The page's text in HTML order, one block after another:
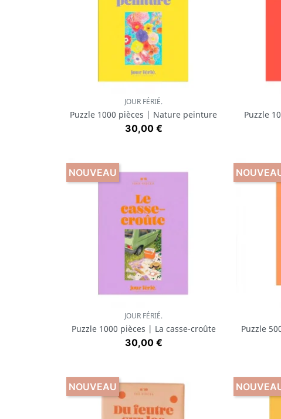
Aperçu rapide
JOUR FÉRIÉ.
Puzzle 1000 pièces | Nature peinture
Prix
30,00 €
Puzzle
Aperçu rapide
JOUR FÉRIÉ.
Puzzle 1000 pièces | La casse-croûte
Prix
30,00 €
NOUVEAU
Puzzle
NOUVEAU